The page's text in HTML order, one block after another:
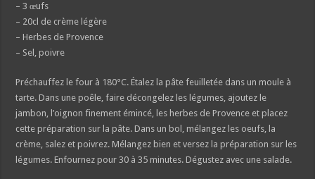
– 3 œufs
– 20cl de crème légère
– Herbes de Provence
– Sel, poivre
Préchauffez le four à 180°C. Étalez la pâte feuilletée dans un moule à
tarte. Dans une poêle, faire décongelez les légumes, ajoutez le
jambon, l’oignon finement émincé, les herbes de Provence et placez
cette préparation sur la pâte. Dans un bol, mélangez les oeufs, la
crème, salez et poivrez. Mélangez bien et versez la préparation sur les
légumes. Enfournez pour 30 à 35 minutes. Dégustez avec une salade.